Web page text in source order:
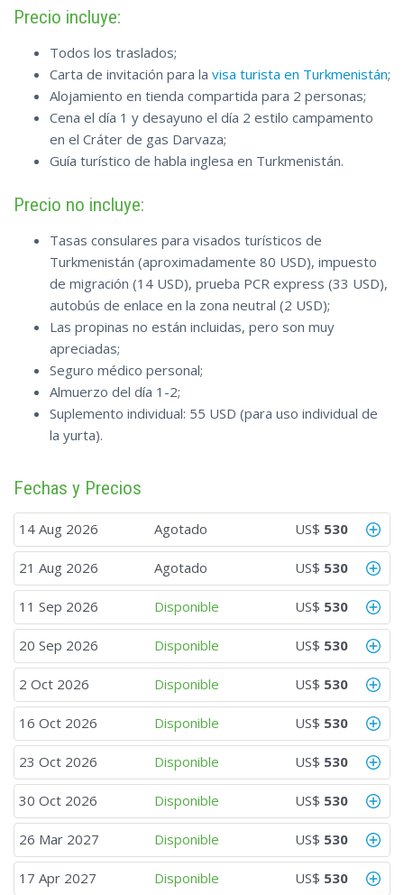
Precio incluye:
Todos los traslados;
Carta de invitación para la visa turista en Turkmenistán;
Alojamiento en tienda compartida para 2 personas;
Cena el día 1 y desayuno el día 2 estilo campamento
en el Cráter de gas Darvaza;
Guía turístico de habla inglesa en Turkmenistán.
Precio no incluye:
Tasas consulares para visados turísticos de
Turkmenistán (aproximadamente 80 USD), impuesto
de migración (14 USD), prueba PCR express (33 USD),
autobús de enlace en la zona neutral (2 USD);
Las propinas no están incluidas, pero son muy
apreciadas;
Seguro médico personal;
Almuerzo del día 1-2;
Suplemento individual: 55 USD (para uso individual de
la yurta).
Fechas y Precios
14 Aug 2026 Agotado US$ 530
21 Aug 2026 Agotado US$ 530
11 Sep 2026 Disponible US$ 530
20 Sep 2026 Disponible US$ 530
2 Oct 2026 Disponible US$ 530
16 Oct 2026 Disponible US$ 530
23 Oct 2026 Disponible US$ 530
30 Oct 2026 Disponible US$ 530
26 Mar 2027 Disponible US$ 530
17 Apr 2027 Disponible US$ 530